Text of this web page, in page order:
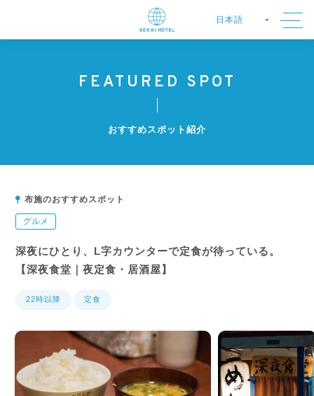
FEATURED SPOT
おすすめスポット紹介
布施のおすすめスポット
グルメ
深夜にひとり、L字カウンターで定食が待っている。
【深夜食堂｜夜定食・居酒屋】
22時以降 定食